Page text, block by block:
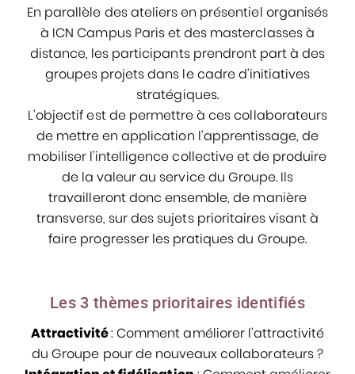
En parallèle des ateliers en présentiel organisés
à ICN Campus Paris et des masterclasses à
distance, les participants prendront part à des
groupes projets dans le cadre d’initiatives
stratégiques.
L’objectif est de permettre à ces collaborateurs
de mettre en application l’apprentissage, de
mobiliser l’intelligence collective et de produire
de la valeur au service du Groupe. Ils
travailleront donc ensemble, de manière
transverse, sur des sujets prioritaires visant à
faire progresser les pratiques du Groupe.
Les 3 thèmes prioritaires identifiés
Attractivité: Comment améliorer l’attractivité
du Groupe pour de nouveaux collaborateurs ?